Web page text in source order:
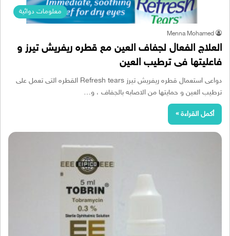
معلومات دوائية
Menna Mohamed
العلاج الفعال لجفاف العين مع قطره ريفريش تيرز و
فاعليتها فى ترطيب العين
دواعى استعمال قطره ريفريش تيرز Refresh tears القطره التى تعمل على
ترطيب العين و حمايتها من الاصابه بالجفاف ، و…
أكمل القراءة »